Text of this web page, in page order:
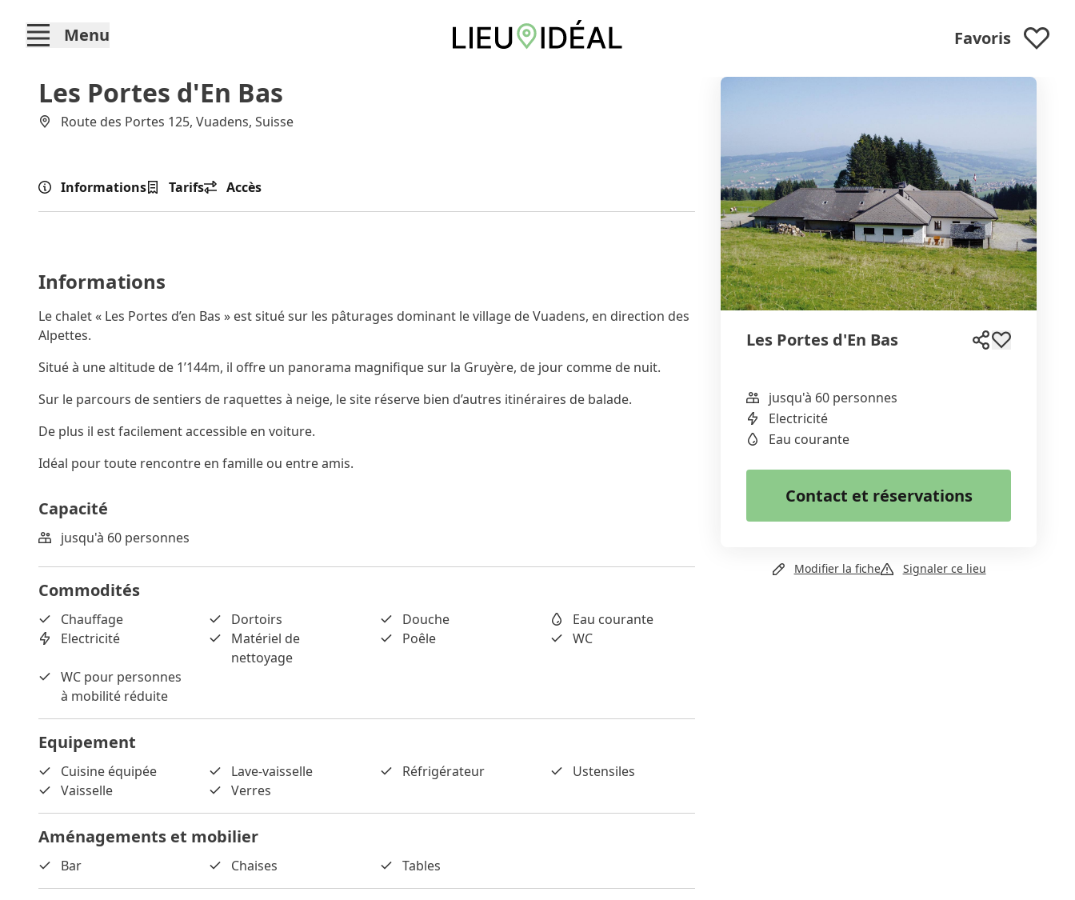
Menu Favoris
Les Portes d'En Bas
Route des Portes 125, Vuadens, Suisse
Informations Tarifs Accès
Informations
Le chalet « Les Portes d’en Bas » est situé sur les pâturages dominant le village de Vuadens, en direction des
Alpettes.
Situé à une altitude de 1’144m, il offre un panorama magnifique sur la Gruyère, de jour comme de nuit.
Sur le parcours de sentiers de raquettes à neige, le site réserve bien d’autres itinéraires de balade.
De plus il est facilement accessible en voiture.
Idéal pour toute rencontre en famille ou entre amis.
Capacité
jusqu'à 60 personnes
Commodités
Chauffage Dortoirs Douche
Eau courante
Electricité
Matériel de
nettoyage
Poêle WC
WC pour personnes
à mobilité réduite
Equipement
Cuisine équipée Lave-vaisselle Réfrigérateur
Ustensiles
Vaisselle
Verres
Aménagements et mobilier
Bar Chaises Tables
Les Portes d'En Bas
WhatsApp
Email
jusqu'à 60 personnes
Electricité
Eau courante
Contact et réservations
Email
Modifier la fiche Signaler ce lieu